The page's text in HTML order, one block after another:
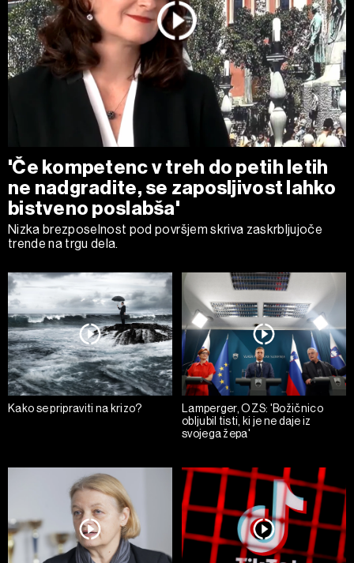
'Če kompetenc v treh do petih letih
ne nadgradite, se zaposljivost lahko
bistveno poslabša'
Nizka brezposelnost pod površjem skriva zaskrbljujoče
trende na trgu dela.
Kako se pripraviti na krizo?
Lamperger, OZS: 'Božičnico
obljubil tisti, ki je ne daje iz
svojega žepa'